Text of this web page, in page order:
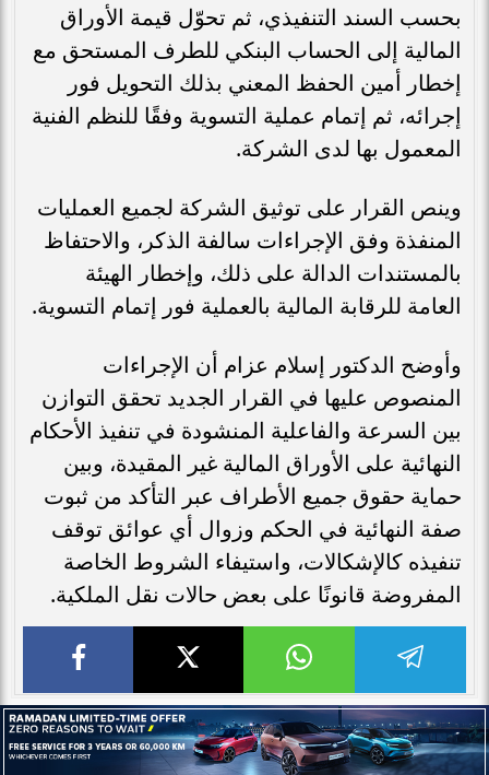
بحسب السند التنفيذي، ثم تحوّل قيمة الأوراق
المالية إلى الحساب البنكي للطرف المستحق مع
إخطار أمين الحفظ المعني بذلك التحويل فور
إجرائه، ثم إتمام عملية التسوية وفقًا للنظم الفنية
المعمول بها لدى الشركة.
وينص القرار على توثيق الشركة لجميع العمليات
المنفذة وفق الإجراءات سالفة الذكر، والاحتفاظ
بالمستندات الدالة على ذلك، وإخطار الهيئة
العامة للرقابة المالية بالعملية فور إتمام التسوية.
وأوضح الدكتور إسلام عزام أن الإجراءات
المنصوص عليها في القرار الجديد تحقق التوازن
بين السرعة والفاعلية المنشودة في تنفيذ الأحكام
النهائية على الأوراق المالية غير المقيدة، وبين
حماية حقوق جميع الأطراف عبر التأكد من ثبوت
صفة النهائية في الحكم وزوال أي عوائق توقف
تنفيذه كالإشكالات، واستيفاء الشروط الخاصة
المفروضة قانونًا على بعض حالات نقل الملكية.